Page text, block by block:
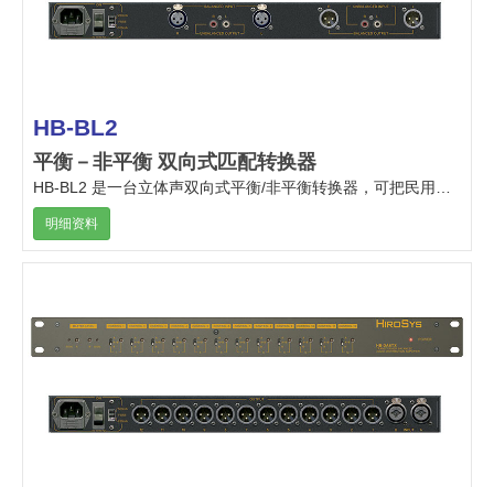
HB-BL2
平衡－非平衡 双向式匹配转换器
明细资料